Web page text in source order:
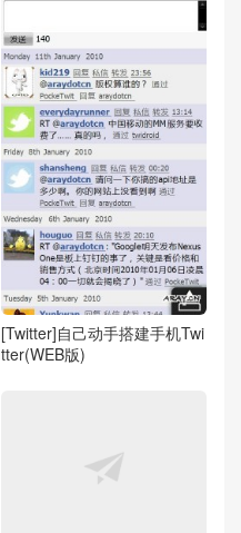
[Twitter]自己动手搭建手机Twi
tter(WEB版)